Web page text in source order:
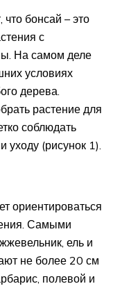
бонсай – это
с
На самом деле
условиях
дерева.
растение для
соблюдать
уходу (рисунок 1).
ориентироваться
Самыми
ель и
не более 20 см
полевой и